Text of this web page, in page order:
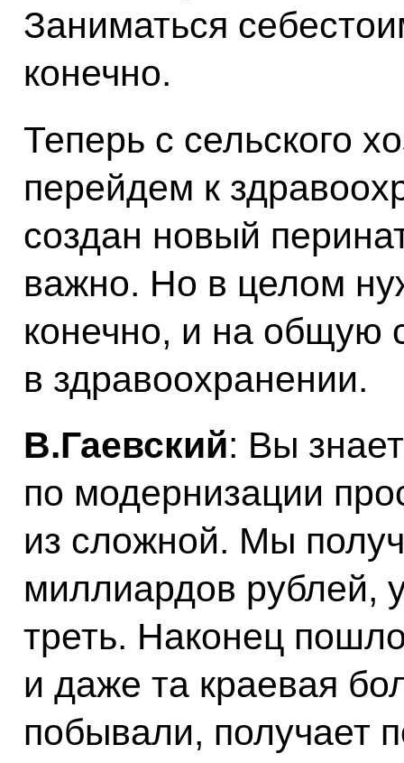
Заниматься
конечно.
Теперь с сельского
перейдем к
создан новый
важно. Но в целом
конечно, и на общую
в здравоохранении.
В.Гаевский: Вы
по модернизации
из сложной. Мы
миллиардов рублей,
треть. Наконец
и даже та краевая
побывали, получает